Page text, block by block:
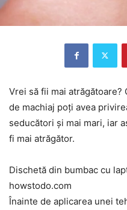
Vrei să fii mai
de machiaj poți avea
seducători și mai mari, iar
fi mai atrăgător.
Dischetă din bumbac cu
howstodo.com
Înainte de aplicarea unei